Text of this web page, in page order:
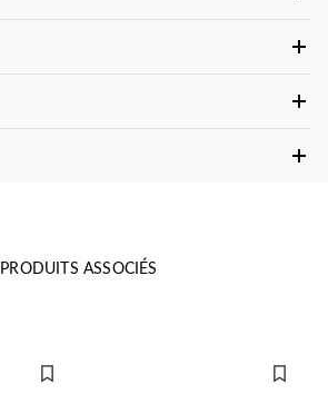
PRODUITS ASSOCIÉS